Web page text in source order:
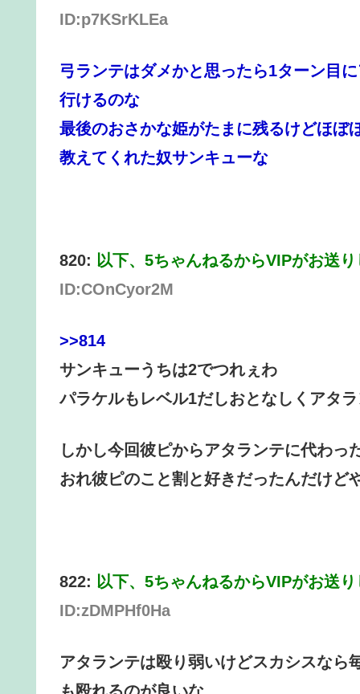
ID:p7KSrKLEa
弓ランテはダメかと思ったら1ターン目
行けるのな
最後のおさかな姫がたまに残るけどほぼ
教えてくれた奴サンキューな
820: 以下、5ちゃんねるからVIPがお送
ID:COnCyor2M
>>814
サンキューうちは2でつれぇわ
パラケルもレベル1だしおとなしくアタ
しかし今回彼ピからアタランテに代わっ
おれ彼ピのこと割と好きだったんだけ
822: 以下、5ちゃんねるからVIPがお送
ID:zDMPHf0Ha
アタランテは殴り弱いけどスカシスなら